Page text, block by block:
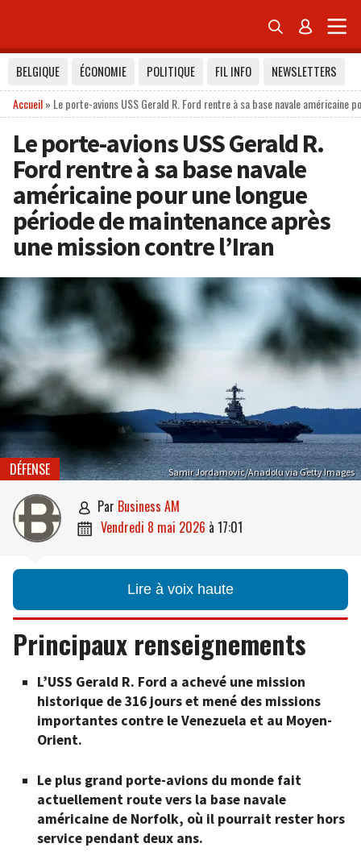
 
BELGIQUE ÉCONOMIE POLITIQUE FIL INFO
NEWSLETTERS
Accueil» Le porte-avions USS Gerald R. Ford rentre à sa base navale américaine
Le porte-avions USS Gerald R.
Ford rentre à sa base navale
américaine pour une longue
période de maintenance après
une mission contre l’Iran
Samir Jordamovic/Anadolu via Getty Images
DÉFENSE
 par Business AM
 vendredi 8 mai 2026 à 17:01
Lire à voix haute
Principaux renseignements
L’USS Gerald R. Ford a achevé une mission
historique de 316 jours et mené des missions
importantes contre le Venezuela et au Moyen-
Orient.
Le plus grand porte-avions du monde fait
actuellement route vers la base navale
américaine de Norfolk, où il pourrait rester hors
service pendant deux ans.